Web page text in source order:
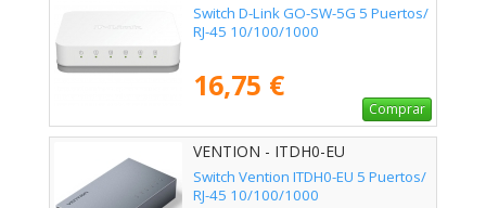
Switch D-Link GO-SW-5G 5 Puertos/
RJ-45 10/100/1000
16,75 €
Comprar
VENTION - ITDH0-EU
Switch Vention ITDH0-EU 5 Puertos/
RJ-45 10/100/1000